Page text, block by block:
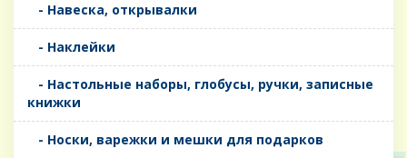
- Навеска, открывалки
- Наклейки
- Настольные наборы, глобусы, ручки, записные
книжки
- Носки, варежки и мешки для подарков